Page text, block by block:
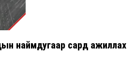
наймдугаар сард ажиллах